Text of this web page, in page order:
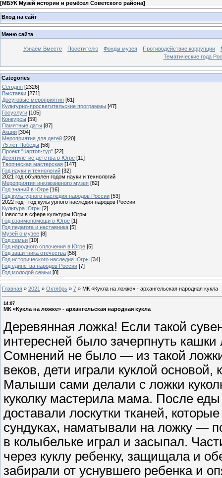
[МБУК Музей истории и ремёсел Советского района]
Вход на сайт
Меню сайта
Узнаём Вместе Посетителю Фонды музея Противодействие коррупции
Тематические года
Categories
Сегодня [2326]
Выставки [271]
Досуговые мероприятия [61]
Культурно-просветительские программы [47]
Госуслуги [105]
Конкурсы [59]
Памятные даты [87]
Акции [304]
Мероприятия для детей [220]
75 лет Победы [58]
Проект "Картоп-тур" [22]
Десятилетие детства в Югре [11]
Творческая мастерская [147]
Год науки и технологий [32]
2021 год объявлен годом науки и технологий
Мероприятия инклюзивного музея [82]
Год знаний в Югре [16]
Год культурного наследия народов России [53]
2022 год - год культурного наследия народов России
Культура Югры [2]
Новости в сфере культуры Югры
Год взаимопомощи в Югре [1]
Год педагога и наставника [5]
Музей о музее [8]
Год семьи [10]
Год народного сплочения в Югре [5]
Год защитника отечества [58]
Год исторического наследия Югры [34]
Год единства народов России [7]
Год молодой семьи [0]
Главная » 2021 » Октябрь » 7 » МК «Кукла на ложке» - архангельская народная кукла
14:07
МК «Кукла на ложке» - архангельская народная кукла
Деревянная ложка! Если такой
интересней было зачерпнуть кашки
Сомнений не было — из такой
веков, дети играли куклой
Малыши сами делали с ложки
куколку мастерила мама. После
доставали лоскутки тканей,
сундуках, наматывали на ложку —
в колыбельке играл и засыпал.
через куклу ребенку, защищала и
забирали от уснувшего ребенка и